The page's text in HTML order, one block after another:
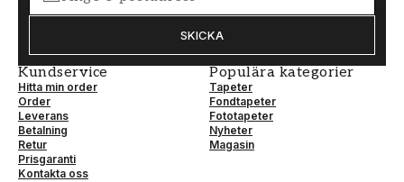
SKICKA
Kundservice
Hitta min order
Order
Leverans
Betalning
Retur
Prisgaranti
Kontakta oss
Populära kategorier
Tapeter
Fondtapeter
Fototapeter
Nyheter
Magasin